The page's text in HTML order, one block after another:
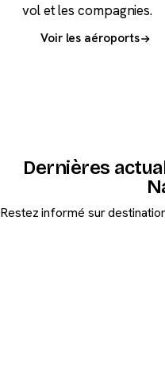
vol et les compagnies.
Voir les aéroports
Dernières
Restez informé sur